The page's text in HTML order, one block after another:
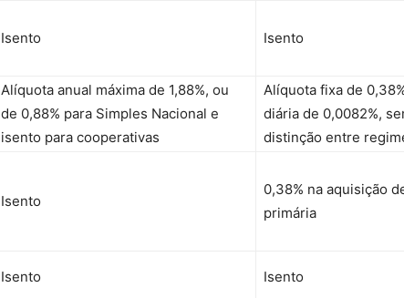
Isento Isento
Alíquota anual máxima de 1,88%, ou
de 0,88% para Simples Nacional e
isento para cooperativas
Alíquota fixa de
diária de 0,0082%,
distinção entre
Isento
0,38% na aquisição
primária
Isento Isento